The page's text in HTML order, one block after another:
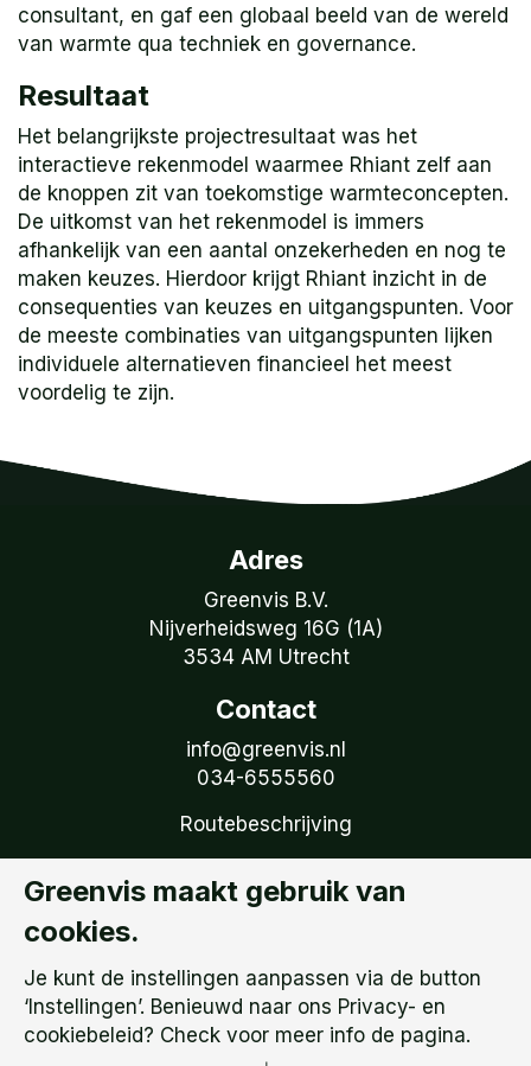
consultant, en gaf een globaal beeld van de wereld
van warmte qua techniek en governance.
Resultaat
Het belangrijkste projectresultaat was het
interactieve rekenmodel waarmee Rhiant zelf aan
de knoppen zit van toekomstige warmteconcepten.
De uitkomst van het rekenmodel is immers
afhankelijk van een aantal onzekerheden en nog te
maken keuzes. Hierdoor krijgt Rhiant inzicht in de
consequenties van keuzes en uitgangspunten. Voor
de meeste combinaties van uitgangspunten lijken
individuele alternatieven financieel het meest
voordelig te zijn.
Adres
Greenvis B.V.
Nijverheidsweg 16G (1A)
3534 AM Utrecht
Contact
info@greenvis.nl
034-6555560
Routebeschrijving
Volg Greenvis
Ontvang onze tweemaandelijkse nieuwsbrief
Privacy- en cookiebeleid
Privacy instellingen
Greenvis maakt gebruik van
cookies.
Je kunt de instellingen aanpassen via de button
‘Instellingen’. Benieuwd naar ons Privacy- en
cookiebeleid? Check voor meer info de pagina.